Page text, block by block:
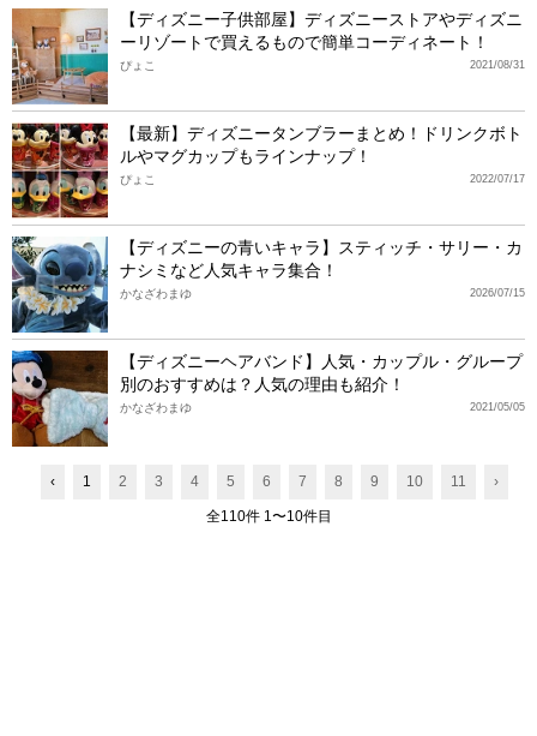
【ディズニー子供部屋】ディズニーストアやディズニ
ーリゾートで買えるもので簡単コーディネート！
2021/08/31
ぴょこ
【最新】ディズニータンブラーまとめ！ドリンクボト
ルやマグカップもラインナップ！
2022/07/17
ぴょこ
【ディズニーの青いキャラ】スティッチ・サリー・カ
ナシミなど人気キャラ集合！
2026/07/15
かなざわまゆ
【ディズニーヘアバンド】人気・カップル・グループ
別のおすすめは？人気の理由も紹介！
2021/05/05
かなざわまゆ
‹ 1 2 3 4 5 6 7 8 9 10 11 ›
全110件 1〜10件目